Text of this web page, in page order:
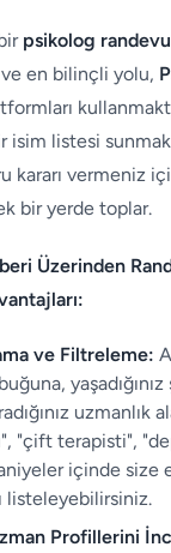
psikolog
ve en bilinçli yolu,
isim listesi
kararı vermeniz
bir yerde toplar.
Üzerinden
ve Filtreleme:
uzmanlık
"çift terapisti",
içinde size
listeleyebilirsiniz.
Profillerini